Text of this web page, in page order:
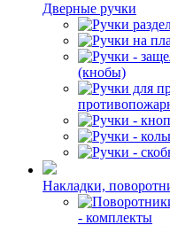
Дверные ручки
(кнобы)
Накладки,
- комплекты